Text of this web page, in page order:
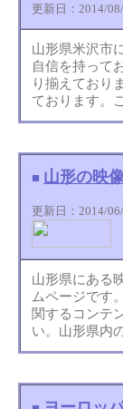
更新日：2014/
山形県米沢市
自信を持って
り揃えており
ております。
■ 山形の映
更新日：2014/
山形県にある
ムページです
関するコンテ
い。山形県内